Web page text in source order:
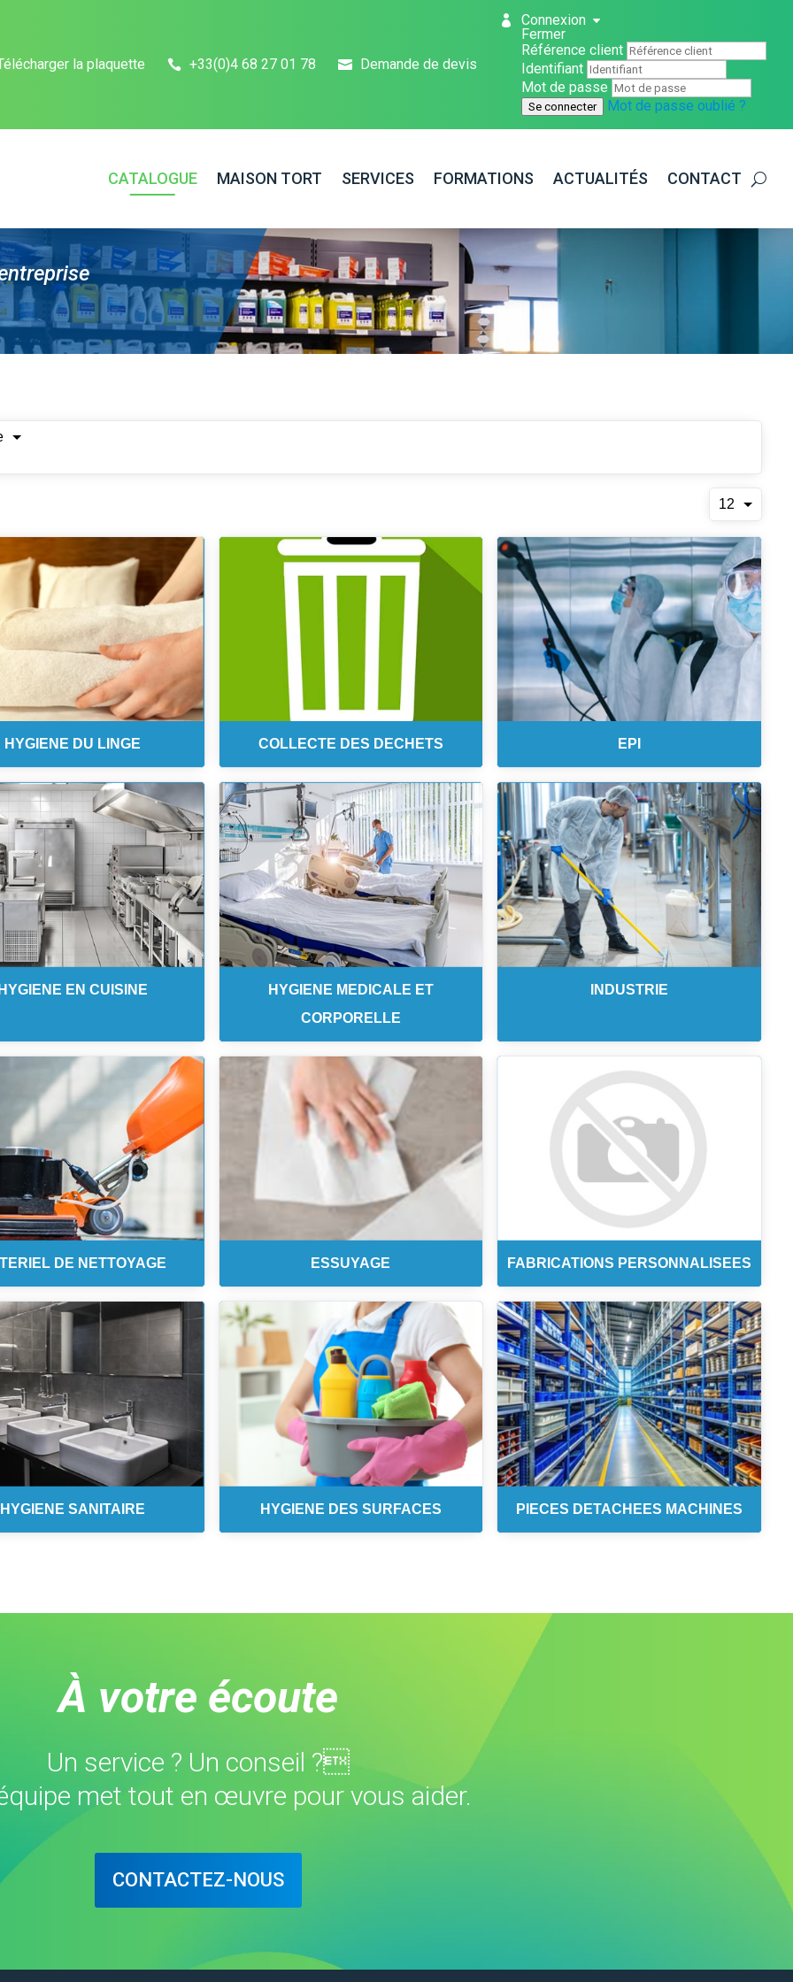
la plaquette +33(0)4 68 27 01 78 Demande de devis
Connexion
Fermer
Référence client
Identifiant
Mot de passe
Se connecter Mot de passe oublié ?
CATALOGUE MAISON TORT SERVICES FORMATIONS ACTUALITÉS CONTACT
12
HYGIENE DU LINGE COLLECTE DES DECHETS EPI
HYGIENE EN CUISINE
HYGIENE MEDICALE ET
CORPORELLE
INDUSTRIE
DE NETTOYAGE ESSUYAGE FABRICATIONS PERSONNALISEES
HYGIENE SANITAIRE HYGIENE DES SURFACES PIECES DETACHEES MACHINES
À votre écoute
Un service ? Un conseil ?
met tout en œuvre pour vous aider.
CONTACTEZ-NOUS